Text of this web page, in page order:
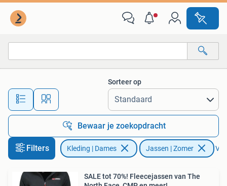
Alle afstanden…
Sorteer op
Bewaar je zoekopdracht
Filters Kleding | Dames Jassen | Zomer
SALE tot 70%! Fleecejassen van The